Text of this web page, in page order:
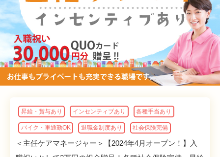
昇給・賞与あり インセンティブあり 各種手当あり
バイク・車通勤OK 退職金制度あり 社会保険完備
＜主任ケアマネージャー＞【2024年4月オープン！】入